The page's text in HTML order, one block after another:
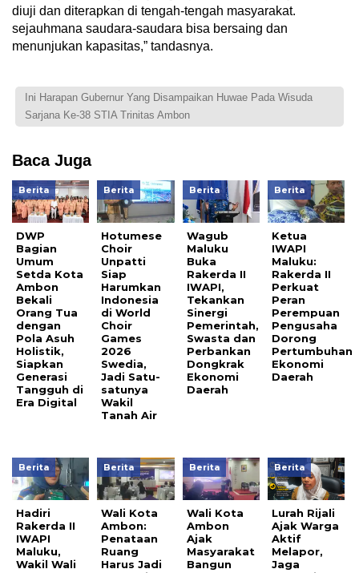
diuji dan diterapkan di tengah-tengah masyarakat.
sejauhmana saudara-saudara bisa bersaing dan
menunjukan kapasitas,” tandasnya.
Ini Harapan Gubernur Yang Disampaikan Huwae Pada Wisuda
Sarjana Ke-38 STIA Trinitas Ambon
Baca Juga
Berita
DWP
Bagian
Umum
Setda Kota
Ambon
Bekali
Orang Tua
dengan
Pola Asuh
Holistik,
Siapkan
Generasi
Tangguh di
Era Digital
Berita
Hotumese
Choir
Unpatti
Siap
Harumkan
Indonesia
di World
Choir
Games
2026
Swedia,
Jadi Satu-
satunya
Wakil
Tanah Air
Berita
Wagub
Maluku
Buka
Rakerda II
IWAPI,
Tekankan
Sinergi
Pemerintah,
Swasta dan
Perbankan
Dongkrak
Ekonomi
Daerah
Berita
Ketua
IWAPI
Maluku:
Rakerda II
Perkuat
Peran
Perempuan
Pengusaha
Dorong
Pertumbuhan
Ekonomi
Daerah
Berita
Hadiri
Rakerda II
IWAPI
Maluku,
Wakil Wali
Berita
Wali Kota
Ambon:
Penataan
Ruang
Harus Jadi
Berita
Wali Kota
Ambon
Ajak
Masyarakat
Bangun
Berita
Lurah Rijali
Ajak Warga
Aktif
Melapor,
Jaga